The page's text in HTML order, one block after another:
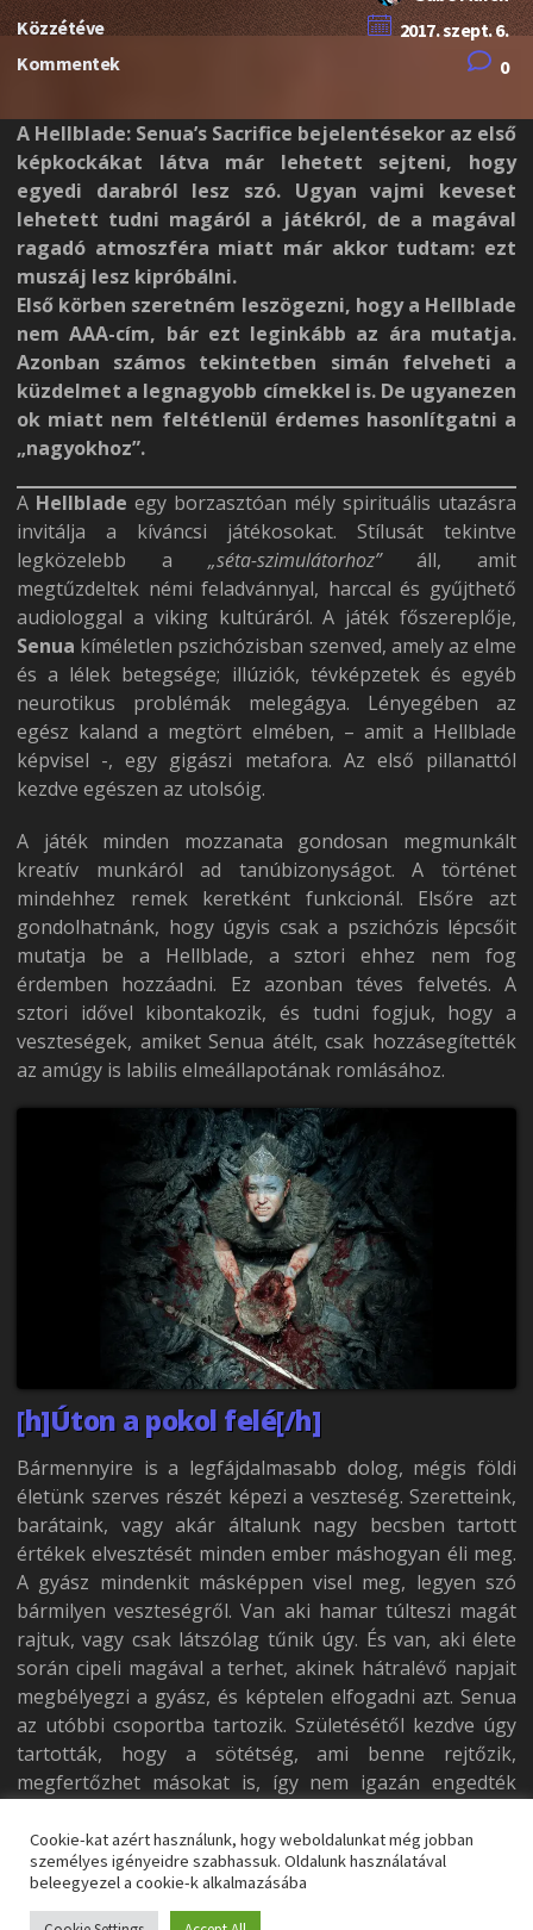
Közzétéve
2017. szept. 6.
Kommentek
0
A Hellblade: Senua’s Sacrifice bejelentésekor az első
képkockákat látva már lehetett sejteni, hogy
egyedi darabról lesz szó. Ugyan vajmi keveset
lehetett tudni magáról a játékról, de a magával
ragadó atmoszféra miatt már akkor tudtam: ezt
muszáj lesz kipróbálni.
Első körben szeretném leszögezni, hogy a Hellblade
nem AAA-cím, bár ezt leginkább az ára mutatja.
Azonban számos tekintetben simán felveheti a
küzdelmet a legnagyobb címekkel is. De ugyanezen
ok miatt nem feltétlenül érdemes hasonlítgatni a
„nagyokhoz”.
A Hellblade egy borzasztóan mély spirituális utazásra
invitálja a kíváncsi játékosokat. Stílusát tekintve
legközelebb a „séta-szimulátorhoz”áll, amit
megtűzdeltek némi feladvánnyal, harccal és gyűjthető
audiologgal a viking kultúráról. A játék főszereplője,
Senua kíméletlen pszichózisban szenved, amely az elme
és a lélek betegsége; illúziók, tévképzetek és egyéb
neurotikus problémák melegágya. Lényegében az
egész kaland a megtört elmében, – amit a Hellblade
képvisel -, egy gigászi metafora. Az első pillanattól
kezdve egészen az utolsóig.
A játék minden mozzanata gondosan megmunkált
kreatív munkáról ad tanúbizonyságot. A történet
mindehhez remek keretként funkcionál. Elsőre azt
gondolhatnánk, hogy úgyis csak a pszichózis lépcsőit
mutatja be a Hellblade, a sztori ehhez nem fog
érdemben hozzáadni. Ez azonban téves felvetés. A
sztori idővel kibontakozik, és tudni fogjuk, hogy a
veszteségek, amiket Senua átélt, csak hozzásegítették
az amúgy is labilis elmeállapotának romlásához.
[h]Úton a pokol felé[/h]
Bármennyire is a legfájdalmasabb dolog, mégis földi
életünk szerves részét képezi a veszteség. Szeretteink,
barátaink, vagy akár általunk nagy becsben tartott
értékek elvesztését minden ember máshogyan éli meg.
A gyász mindenkit másképpen visel meg, legyen szó
bármilyen veszteségről. Van aki hamar túlteszi magát
rajtuk, vagy csak látszólag tűnik úgy. És van, aki élete
során cipeli magával a terhet, akinek hátralévő napjait
megbélyegzi a gyász, és képtelen elfogadni azt. Senua
az utóbbi csoportba tartozik. Születésétől kezdve úgy
tartották, hogy a sötétség, ami benne rejtőzik,
megfertőzhet másokat is, így nem igazán engedték
Azonban az ember alapvetően társas lény, így
elkerülhetetlen volt, hogy az ifjú lány beleszeressen egy
fiúba, aki nem a „beteget” látja, hanem észreveszi a
Cookie-kat azért használunk, hogy weboldalunkat még jobban
személyes igényeidre szabhassuk. Oldalunk használatával
beleegyezel a cookie-k alkalmazásába